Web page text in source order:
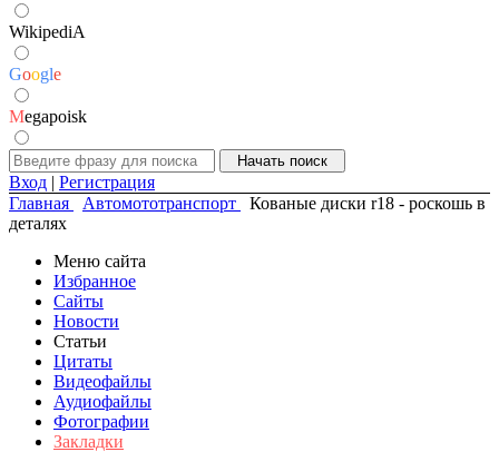
WikipediA
Google
Megapoisk
Вход | Регистрация
Главная
Автомототранспорт
Кованые диски r18 - роскошь в
деталях
Меню сайта
Избранное
Сайты
Новости
Статьи
Цитаты
Видеофайлы
Аудиофайлы
Фотографии
Закладки